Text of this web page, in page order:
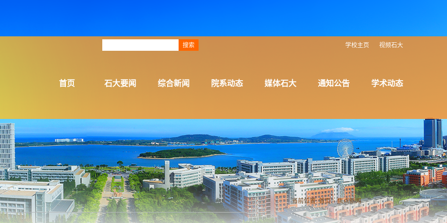
学校主页 视频石大
首页 石大要闻 综合新闻 院系动态 媒体石大 通知公告 学术动态
当前位置:首页>焦点新闻